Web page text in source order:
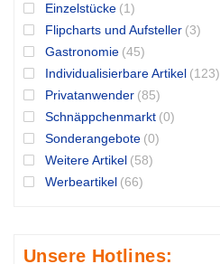
Einzelstücke (1)
Flipcharts und Aufsteller (3)
Gastronomie (45)
Individualisierbare Artikel (123)
Privatanwender (85)
Schnäppchenmarkt (0)
Sonderangebote (0)
Weitere Artikel (58)
Werbeartikel (66)
Unsere Hotlines: